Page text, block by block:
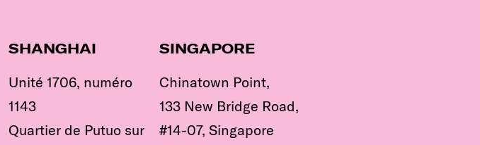
SHANGHAI
Unité 1706, numéro
1143
Quartier de Putuo sur
SINGAPORE
Chinatown Point,
133 New Bridge Road,
#14-07, Singapore